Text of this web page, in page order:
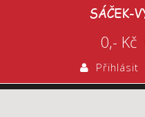
0,- Kč
Přihlásit